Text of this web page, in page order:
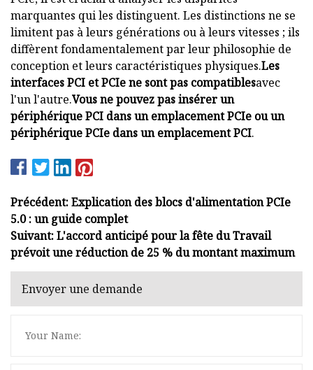
marquantes qui les distinguent. Les distinctions ne se
limitent pas à leurs générations ou à leurs vitesses ; ils
diffèrent fondamentalement par leur philosophie de
conception et leurs caractéristiques physiques.Les
interfaces PCI et PCIe ne sont pas compatiblesavec
l'un l'autre.Vous ne pouvez pas insérer un
périphérique PCI dans un emplacement PCIe ou un
périphérique PCIe dans un emplacement PCI.
Précédent: Explication des blocs d'alimentation PCIe
5.0 : un guide complet
Suivant: L'accord anticipé pour la fête du Travail
prévoit une réduction de 25 % du montant maximum
Envoyer une demande